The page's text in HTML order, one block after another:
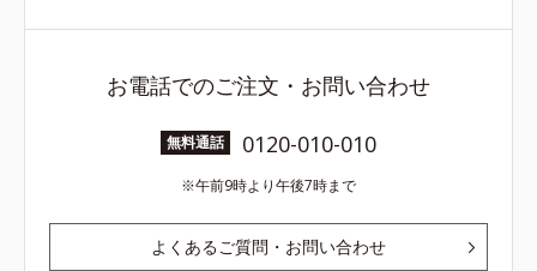
お電話でのご注文・お問い合わせ
無料通話 0120-010-010
午前9時より午後7時まで
よくあるご質問・お問い合わせ